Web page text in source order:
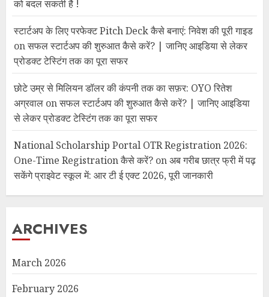
को बदल सकती है !
स्टार्टअप के लिए परफेक्ट Pitch Deck कैसे बनाएं: निवेश की पूरी गाइड
onसफल स्टार्टअप की शुरुआत कैसे करें? | जानिए आइडिया से लेकर
प्रोडक्ट टेस्टिंग तक का पूरा सफर
छोटे उम्र से मिलियन डॉलर की कंपनी तक का सफ़र: OYO रितेश
अग्रवाल onसफल स्टार्टअप की शुरुआत कैसे करें? | जानिए आइडिया
से लेकर प्रोडक्ट टेस्टिंग तक का पूरा सफर
National Scholarship Portal OTR Registration 2026:
One-Time Registration कैसे करें? onअब गरीब छात्र फ्री में पढ़
सकेंगे प्राइवेट स्कूल में: आर टी ई एक्ट 2026, पूरी जानकारी
ARCHIVES
March 2026
February 2026